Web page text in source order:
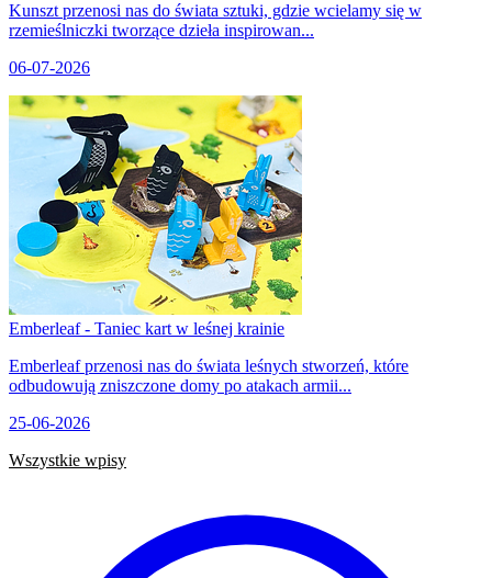
Kunszt przenosi nas do świata sztuki, gdzie wcielamy się w
rzemieślniczki tworzące dzieła inspirowan...
06-07-2026
Emberleaf - Taniec kart w leśnej krainie
Emberleaf przenosi nas do świata leśnych stworzeń, które
odbudowują zniszczone domy po atakach armii...
25-06-2026
Wszystkie wpisy